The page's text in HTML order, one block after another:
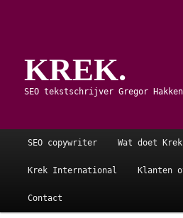
primaire
inhoud
secundaire
inhoudKREK.
SEO tekstschrijver Gregor
Hoofdmenu
SEO copywriter Wat doet
Krek International Klanten
Contact